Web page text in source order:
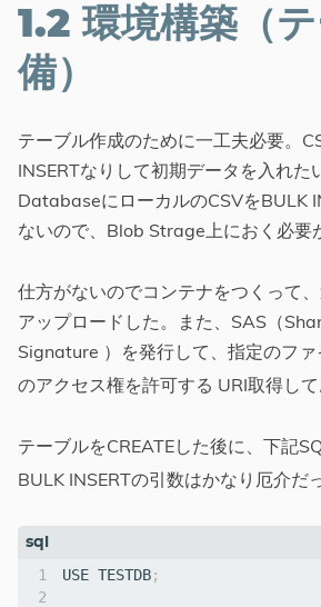
1.2 環境構築（
備）
テーブル作成のために一工夫必要。
INSERTなりして初期データを入れた
DatabaseにローカルのCSVをBULK
ないので、Blob Strage上におく必要
仕方がないのでコンテナをつくって
アップロードした。また、SAS（
Signature ）を発行して、指定のファ
のアクセス権を許可する URI取得して
テーブルをCREATEした後に、下記
BULK INSERTの引数はかなり厄介だ
USE TESTDB;